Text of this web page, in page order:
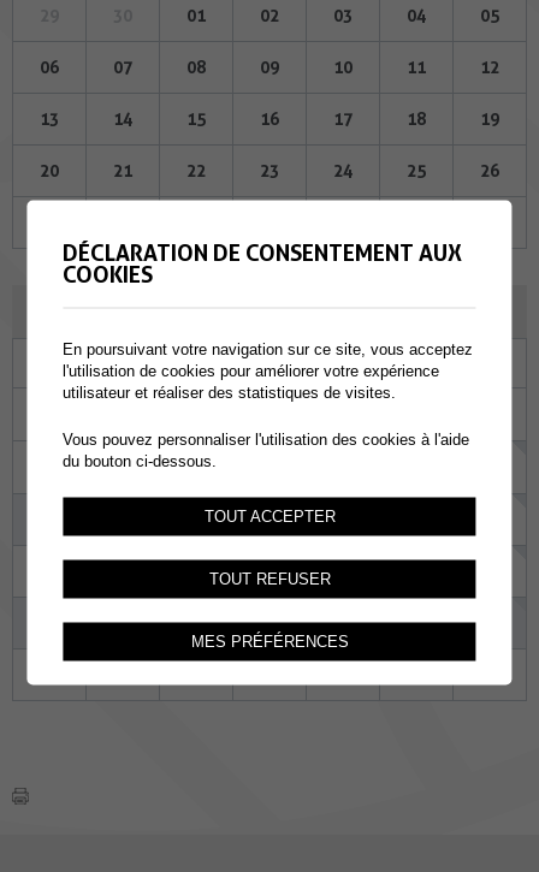
01 02 03 04 05
06 07 08 09 10 11 12
13 14 15 16 17 18 19
20 21 22 23 24 25 26
Ma Me Ve
04 05
13 14
20
25 26 27 28 29
DÉCLARATION DE CONSENTEMENT AUX
COOKIES
En poursuivant votre navigation sur ce site, vous acceptez
l'utilisation de cookies pour améliorer votre expérience
utilisateur et réaliser des statistiques de visites.
Vous pouvez personnaliser l'utilisation des cookies à l'aide
du bouton ci-dessous.
TOUT ACCEPTER
TOUT REFUSER
MES PRÉFÉRENCES